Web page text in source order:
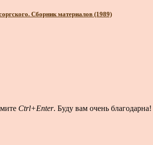
Сборник материалов (1989)
Ctrl+Enter. Буду вам очень благодарна!